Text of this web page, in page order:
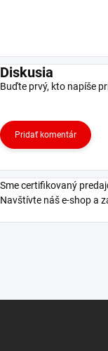
Diskusia
Buďte prvý, kto napíše
Pridať komentár
Sme certifikovaný
Navštívte náš e-shop a